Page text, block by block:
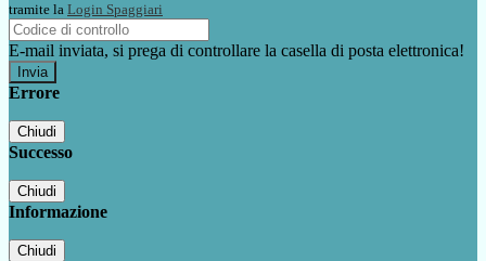
tramite la Login Spaggiari
E-mail inviata, si prega di controllare la casella di posta elettronica!
Errore
Chiudi
Successo
Chiudi
Informazione
Chiudi